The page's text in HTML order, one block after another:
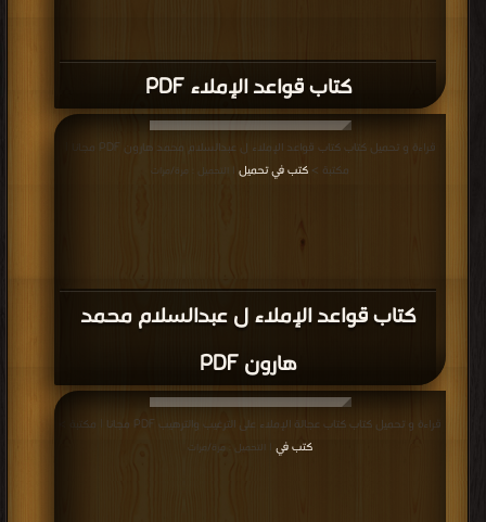
كتاب قواعد الإملاء PDF
كتاب قواعد الإملاء ل عبدالسلام محمد
هارون PDF
قراءة و تحميل كتاب كتاب قواعد الإملاء ل عبدالسلام محمد هارون PDF مجانا |
مكتبة > كتب في تحميل | التحميل : مرة/مرات
قراءة و تحميل كتاب كتاب عجالة الإملاء على الترغيب والترهيب PDF مجانا | مكتبة >
كتب في
| التحميل : مرة/مرات